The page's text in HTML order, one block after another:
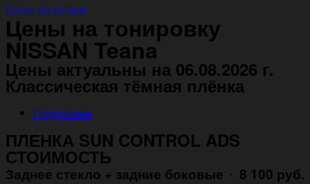
Цены на услуги
Цены на тонировку
NISSAN Teana
Цены актуальны на 06.08.2026 г.
Классическая тёмная плёнка
Подробнее
ПЛЕНКА SUN CONTROL ADS
СТОИМОСТЬ
Заднее стекло + задние боковые 8 100 руб.